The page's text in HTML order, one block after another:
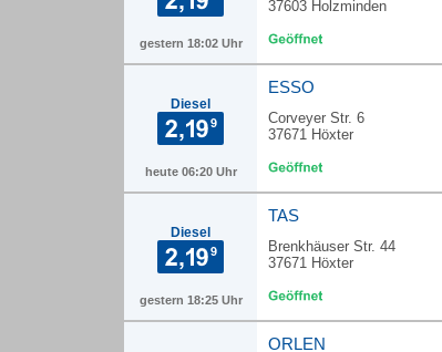
gestern 18:02 Uhr
37603 Holzminden
Diesel
heute 06:20 Uhr
ESSO
Corveyer Str. 6
37671 Höxter
Diesel
gestern 18:25 Uhr
TAS
Brenkhäuser Str. 44
37671 Höxter
ORLEN